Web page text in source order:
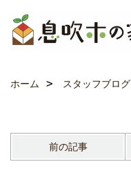
ホーム スタッフブログ
前の記事